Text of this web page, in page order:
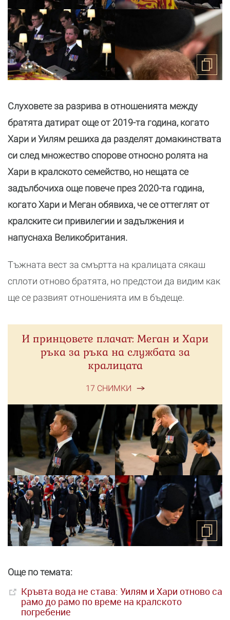
Слуховете за разрива в отношенията между
братята датират още от 2019-та година, когато
Хари и Уилям решиха да разделят домакинствата
си след множество спорове относно ролята на
Хари в кралското семейство, но нещата се
задълбочиха още повече през 2020-та година,
когато Хари и Меган обявиха, че се оттеглят от
кралските си привилегии и задължения и
напуснаха Великобритания.
Тъжната вест за смъртта на кралицата сякаш
сплоти отново братята, но предстои да видим как
ще се развият отношенията им в бъдеще.
И принцовете плачат: Меган и Хари
ръка за ръка на службата за
кралицата
17 СНИМКИ
Още по темата:
Кръвта вода не става: Уилям и Хари отново са
рамо до рамо по време на кралското
погребение